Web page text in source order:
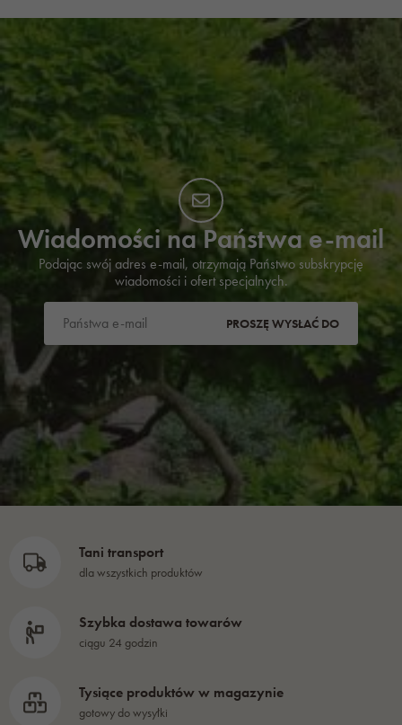
Wiadomości na Państwa e-mail
Podając swój adres e-mail, otrzymają Państwo subskrypcję
wiadomości i ofert specjalnych.
PROSZĘ WYSŁAĆ DO
Tani transport
dla wszystkich produktów
Szybka dostawa towarów
ciągu 24 godzin
Tysiące produktów w magazynie
gotowy do wysyłki